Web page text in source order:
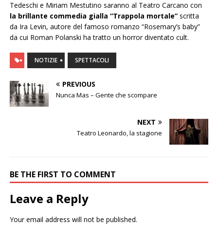
Tedeschi e Miriam Mestutino saranno al Teatro Carcano con
la brillante commedia gialla “Trappola mortale” scritta
da Ira Levin, autore del famoso romanzo “Rosemary’s baby”
da cui Roman Polanski ha tratto un horror diventato cult.
NOTIZIE SPETTACOLI
PREVIOUS
Nunca Mas – Gente che scompare
NEXT
Teatro Leonardo, la stagione
BE THE FIRST TO COMMENT
Leave a Reply
Your email address will not be published.